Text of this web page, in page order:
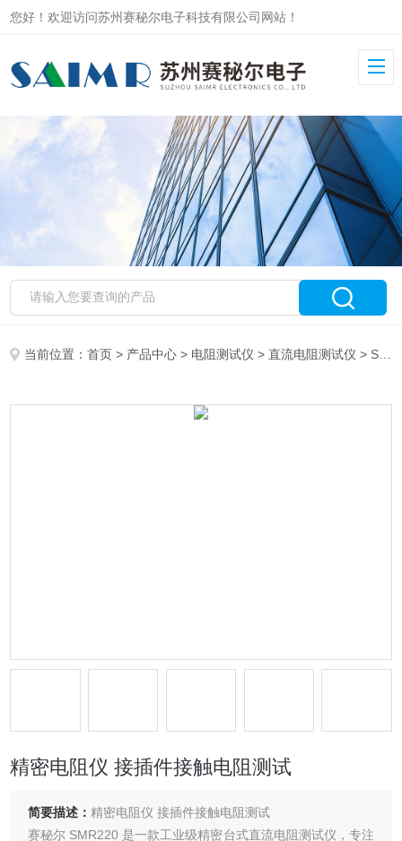
您好！欢迎访问苏州赛秘尔电子科技有限公司网站！
当前位置：首页 > 产品中心 > 电阻测试仪 >直流电阻测试仪 > SMR220精密电阻仪 接插件接触电阻测试
精密电阻仪 接插件接触电阻测试
简要描述： 精密电阻仪 接插件接触电阻测试
赛秘尔 SMR220 是一款工业级精密台式直流电阻测试仪，专注